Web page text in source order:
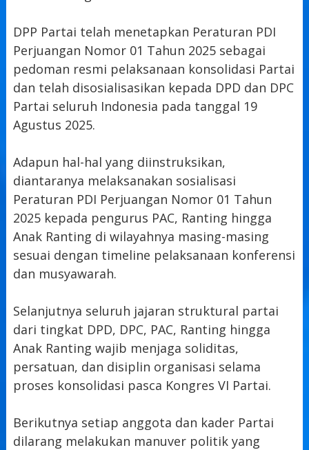
DPP Partai telah menetapkan Peraturan PDI
Perjuangan Nomor 01 Tahun 2025 sebagai
pedoman resmi pelaksanaan konsolidasi Partai
dan telah disosialisasikan kepada DPD dan DPC
Partai seluruh Indonesia pada tanggal 19
Agustus 2025.
Adapun hal-hal yang diinstruksikan,
diantaranya melaksanakan sosialisasi
Peraturan PDI Perjuangan Nomor 01 Tahun
2025 kepada pengurus PAC, Ranting hingga
Anak Ranting di wilayahnya masing-masing
sesuai dengan timeline pelaksanaan konferensi
dan musyawarah.
Selanjutnya seluruh jajaran struktural partai
dari tingkat DPD, DPC, PAC, Ranting hingga
Anak Ranting wajib menjaga soliditas,
persatuan, dan disiplin organisasi selama
proses konsolidasi pasca Kongres VI Partai.
Berikutnya setiap anggota dan kader Partai
dilarang melakukan manuver politik yang